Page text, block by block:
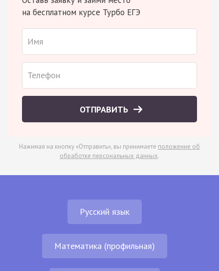
на бесплатном курсе Турбо ЕГЭ
ОТПРАВИТЬ
Нажимая на кнопку «Отправить», вы принимаете положение об
обработке персональных данных.
Русский язык
Математика (профильная)